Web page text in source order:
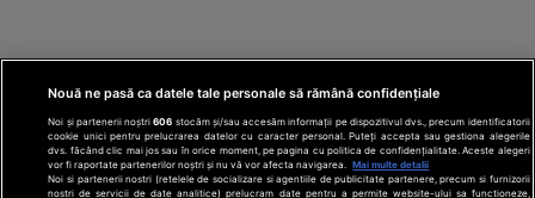
Nouă ne pasă ca datele tale personale să rămână confidențiale
Noi și partenerii noștri606 stocăm și/sau accesăm informații pe dispozitivul dvs., precum identificatorii
cookie unici pentru prelucrarea datelor cu caracter personal. Puteți accepta sau gestiona alegerile
dvs. făcând clic mai jos sau în orice moment, pe pagina cu politica de confidențialitate. Aceste alegeri
vor fi raportate partenerilor noștri și nu vă vor afecta navigarea.
Mai multe detalii
Noi si partenerii nostri (retelele de socializare si agentiile de publicitate partenere, precum si furnizorii
nostri de servicii de date analitice) prelucram date pentru a permite website-ului sa functioneze,